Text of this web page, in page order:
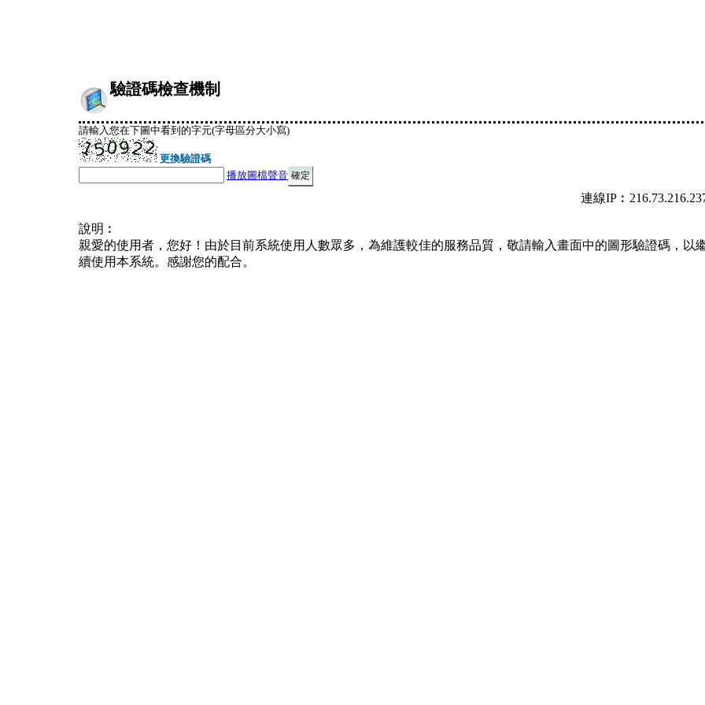
驗證碼檢查機制
請輸入您在下圖中看到的字元(字母區分大小寫)
更換驗證碼
播放圖檔聲音
連線
說明︰
親愛的使用者，您好！由於目前系統使用人數眾多，為維護較佳的服務品質，敬請輸入畫面中的圖形驗證碼，以
續使用本系統。感謝您的配合。